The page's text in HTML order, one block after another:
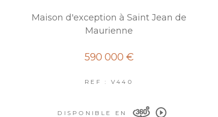
Maison d'exception à Saint Jean de
Maurienne
590 000 €
REF : V440
DISPONIBLE EN